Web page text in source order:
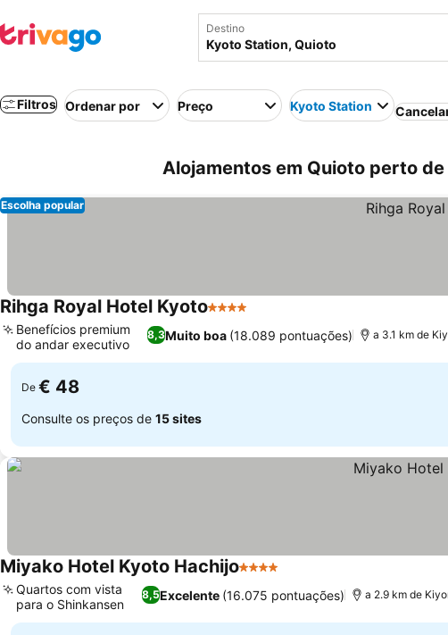
Destino
Filtros Ordenar por Preço Kyoto Station
Alojamentos em Quioto perto
Escolha popular
Rihga Royal Hotel Kyoto4 Estrelas
8,3Muito boa (18.089 pontuações)
Benefícios premium
do andar executivo
a 3.1 km de
De € 48
Consulte os preços de 15 sites
Miyako Hotel Kyoto Hachijo4 Estrelas
8,5Excelente (16.075 pontuações)
Quartos com vista
para o Shinkansen
a 2.9 km de